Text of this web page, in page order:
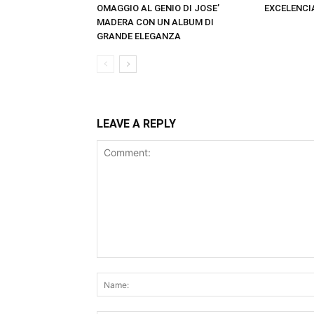
OMAGGIO AL GENIO DI JOSE’
MADERA CON UN ALBUM DI
GRANDE ELEGANZA
LEAVE A REPLY